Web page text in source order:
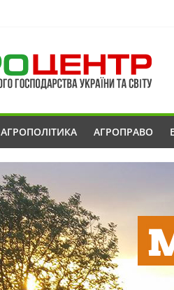
АГРОПОЛІТИКА АГРОПРАВО